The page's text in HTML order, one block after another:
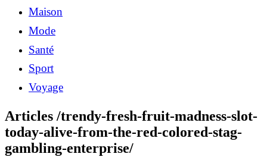
Maison
Mode
Santé
Sport
Voyage
Articles /trendy-fresh-fruit-madness-slot-
today-alive-from-the-red-colored-stag-
gambling-enterprise/